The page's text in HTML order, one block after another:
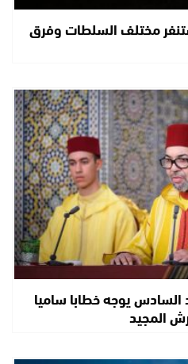
مختلف السلطات وفرق
يوجه خطابا ساميا
المجيد